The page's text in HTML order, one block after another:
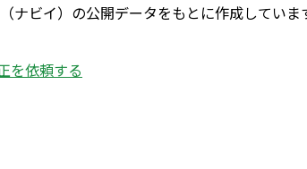
ナビイ）の公開データをもとに作成してい
を依頼する